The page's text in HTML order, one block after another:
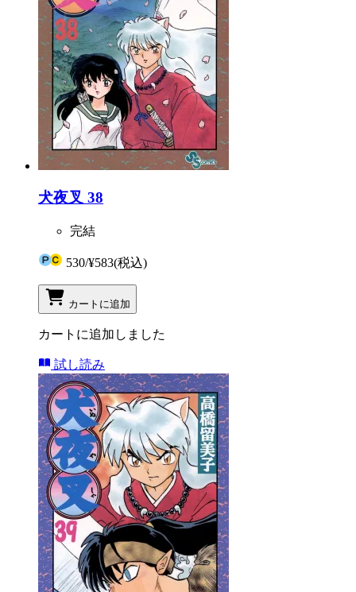
犬夜叉 38
完結
530/¥583(税込)
カートに追加
カートに追加しました
試し読み